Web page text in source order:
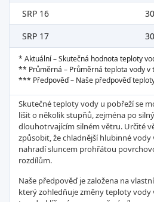
SRP 16
SRP 17
* Aktuální – Skutečná hodnota teploty
** Průměrná – Průměrná teplota vody v
*** Předpověď – Naše předpověď
Skutečné teploty vody u pobřeží se
lišit o několik stupňů, zejména po
dlouhotrvajícím silném větru. Určité
způsobit, že chladnější hlubinné
nahradí sluncem prohřátou
rozdílům.
Naše předpověď je založena na
který zohledňuje změny teploty vody